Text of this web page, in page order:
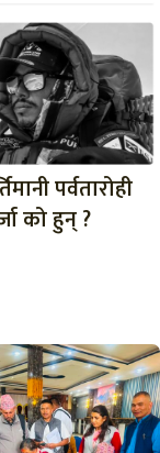
पर्वतारोही
को हुन् ?